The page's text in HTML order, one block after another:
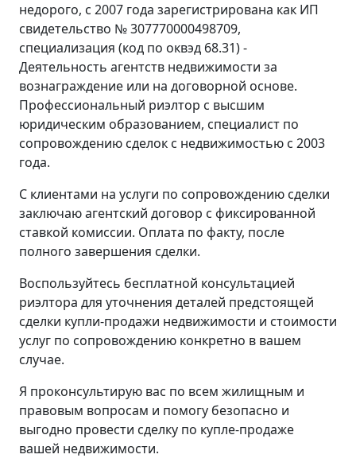
недорого, с 2007 года зарегистрирована как ИП
свидетельство № 307770000498709,
специализация (код по оквэд 68.31) -
Деятельность агентств недвижимости за
вознаграждение или на договорной основе.
Профессиональный риэлтор с высшим
юридическим образованием, специалист по
сопровождению сделок с недвижимостью с 2003
года.
С клиентами на услуги по сопровождению сделки
заключаю агентский договор с фиксированной
ставкой комиссии. Оплата по факту, после
полного завершения сделки.
Воспользуйтесь бесплатной консультацией
риэлтора для уточнения деталей предстоящей
сделки купли-продажи недвижимости и стоимости
услуг по сопровождению конкретно в вашем
случае.
Я проконсультирую вас по всем жилищным и
правовым вопросам и помогу безопасно и
выгодно провести сделку по купле-продаже
вашей недвижимости.